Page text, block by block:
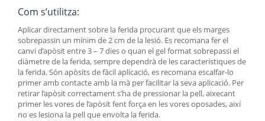
Com s’utilitza:
Aplicar directament sobre la ferida procurant que els marges
sobrepassin un mínim de 2 cm de la lesió. Es recomana fer el
canvi d’apòsit entre 3 – 7 dies o quan el gel format sobrepassi el
diàmetre de la ferida, sempre dependrà de les característiques de
la ferida. Són apòsits de fàcil aplicació, es recomana escalfar-lo
primer amb contacte amb la mà per facilitar la seva aplicació. Per
retirar l’apòsit correctament s’ha de pressionar la pell, aixecant
primer les vores de l’apòsit fent força en les vores oposades, així
no es lesiona la pell que envolta la ferida.